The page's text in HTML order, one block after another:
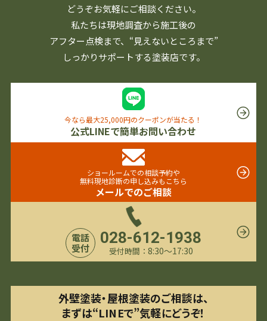
どうぞお気軽にご相談ください。
私たちは現地調査から施工後の
アフター点検まで、 “見えないところまで”
しっかりサポートする塗装店です。
今なら最大25,000円のクーポンが当たる！
公式LINEで簡単お問い合わせ
ショールームでの相談予約や
無料現地診断の申し込みもこちら
メールでのご相談
電話
受付
028-612-1938
受付時間： 8:30〜17:30
外壁塗装・屋根塗装のご相談は、
まずは“LINEで”気軽にどうぞ！